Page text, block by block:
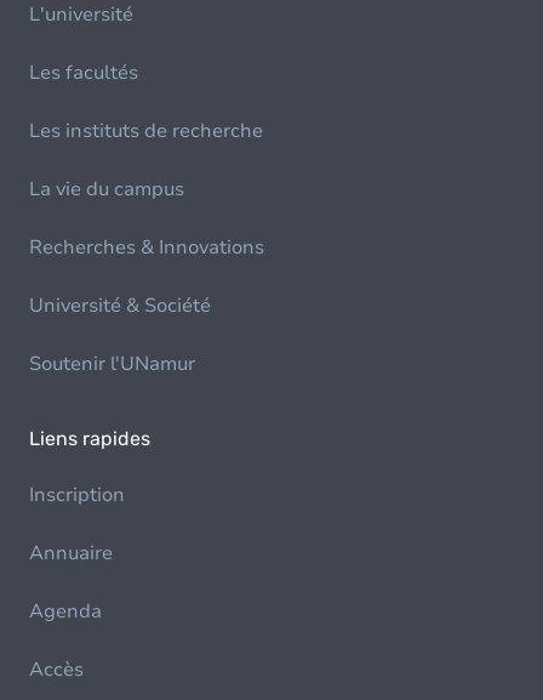
L'université
Les facultés
Les instituts de recherche
La vie du campus
Recherches & Innovations
Université & Société
Soutenir l'UNamur
Liens rapides
Inscription
Annuaire
Agenda
Accès